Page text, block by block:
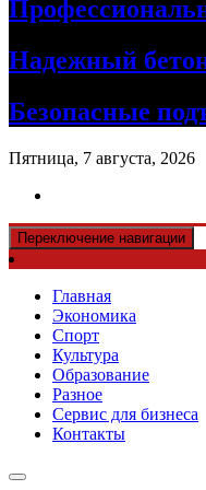
Надежный
Безопасные
Пятница, 7 августа, 2026
Переключение навигации
Главная
Экономика
Спорт
Культура
Образование
Разное
Сервис для бизнеса
Контакты